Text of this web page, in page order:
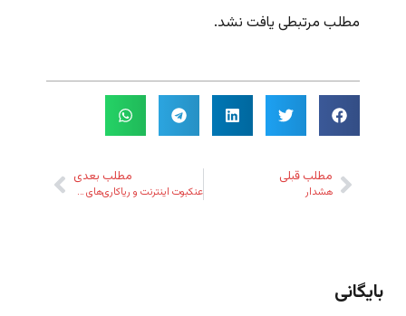
مطلب مرتبطی یافت نشد.
مطلب قبلی
هشدار
مطلب بعدی
عنکبوت اینترنت و ریاکاری‌های حُشِر!
بایگانی